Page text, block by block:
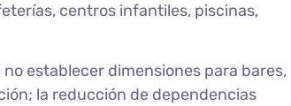
centros infantiles, piscinas,
establecer dimensiones para bares,
la reducción de dependencias